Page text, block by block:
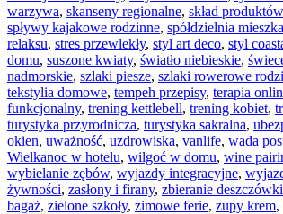
warzywa, skanseny regionalne, skład produktów
spływy kajakowe rodzinne, spółdzielnia
relaksu, stres przewlekły, styl art deco, styl
domu, suszone kwiaty, światło niebieskie,
nadmorskie, szlaki piesze, szlaki rowerowe
tekstylia domowe, tempeh przepisy, terapia
funkcjonalny, trening kettlebell, trening kobiet,
turystyka przyrodnicza, turystyka sakralna,
okien, uważność, uzdrowiska, vanlife, wada
Wielkanoc w hotelu, wilgoć w domu, wine
wybielanie zębów, wyjazdy integracyjne,
żywności, zasłony i firany, zbieranie deszczówki
bagaż, zielone szkoły, zimowe ferie, zupy krem,